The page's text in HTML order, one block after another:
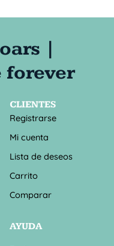
CLIENTES
Registrarse
Mi cuenta
Lista de deseos
Carrito
Comparar
AYUDA